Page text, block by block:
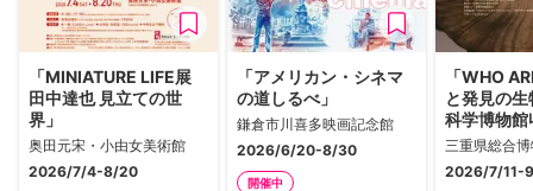
「MINIATURE LIFE展
田中達也 見立ての世
界」
奥田元宋・小由女美術館
2026/7/4-8/20
「アメリカン・シネマ
の道しるべ」
鎌倉市川喜多映画記念館
2026/6/20-8/30
開催中
「WHO
と発見の
科学博物
クション
類」
三重県総合
2026/7/11-